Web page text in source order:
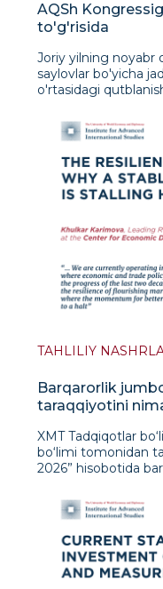
AQSh
to'g'risida
Joriy yilning noyabr oyida bo'lib o'tadigan AQSh Kongressiga saylovlar bo'yicha jadal tus olayotgan kampaniya partiyalar o'rtasidagi qutblanishning chuqurlashayotgani hamda Amerika siyosiy tizimida jiddiy tarkibiy qayta guruhlanish yuz berayotganidan dalolat beradi. Rasman, Respublika partiyasi Kongressning har ikkala palatasi va ijro etuvchi hokimiyat ustidan nazoratni saqlab qolmoqda, biroq uning siyosiy imkoniyatlari ichki ziddiyatlar, ma'muriyatning tashqi siyosatidan jamoatchilik noroziligining o'sishi hamda ijtimoiy-iqtisodiy bosimning ortib borishi tufayli tobora cheklanib bormoqda. Ayni paytda, Demokratik partiya o'zining ichki xilma-xilligiga qaramay, Trampga qarshilik asosida jipslashish va Oq uyning boshqaruvdagi kamchiliklaridan elektoral safarbarlik omili sifatida foydalanish imkoniyatiga ega bo'lmoqda. Joriy davrning o'ziga xosligi shundaki, kurash bir vaqtning o'zida bir necha darajada kechmoqda. Birinchi daraja – Vakillar palatasi va Senat ustidan nazorat o'rnatish yo'lidagi respublikachilar va demokratlar o'rtasidagi partiyalararo qarama-qarshilik. Ikkinchi daraja – respublikachilarning o'z ichidagi Trampni qo'llab-quvvatlovchi MAGA qanoti, sentristlar (markazchilar) va an'anaviy konservatorlar o'rtasidagi partiya ichki kurashi. Uchinchi daraja – Demokratik partiya ichida an'anaviy partiya isteblishmenti, mo'tadil va so'l yo'nalishdagi progressiv guruhlar o'rtasida rollarning qayta taqsimlanishi. Bularning barchasi Kongress saylovlarini shunchaki partiyaviy mashinalar bellashuviga emas, balki Amerika hokimiyatining kelajakdagi konfiguratsiyasi atrofidagi yanada kengroq ziddiyat maydoniga aylantiradi. Respublika partiyasi. Zamonaviy respublikachilar lagerining asosiy o'ziga xos xususiyati uning D. Tramp shaxsiga yuqori darajada qaramligi bo'lib qolmoqda. MAGA o'zining hozirgi ko'rinishida Amerika konservatizmining klassik mafkuraviy platformasi emas, balki D. Trampning o'zi, uning ritorikasi, xulq-atvori va partiya elektoratining eng faol qismini safarbarlik holatida ushlab turish qobiliyati legitimlikning markaziy manbai bo'lib xizmat qiladigan shaxsiylashtirilgan siyosiy tuzilmadir. Bu respublikachilarga qisqa muddatli safarbarlik quvvatini ta'minlaydi, biroq ayni paytda partiyaning institutsional barqarorligini zaiflashtiradi, chunki partiya ichidagi sadoqat tobora barqaror dastur atrofida emas, balki yetakchiga nisbatan siyosiy sadoqat atrofida qurilmoqda. Shu fonda Respublika partiyasi ichida uchta yo'nalish tobora yaqqol ko'zga tashlanmoqda. Birinchisi – agar o'zgarishlar D. Trampdan chiqsa, kun tartibidagi har qanday o'zgarishni qo'llab-quvvatlashga tayyor bo'lgan bevosita Tramp tarafdorlari o'zagi. Ikkinchisi – nomzodlarning saylovchilari orasidagi ommabopligi, Kongress ustidan nazorat va institutlarning boshqaruvchanligi ustuvor bo'lib qolayotgan tizimliroq konservatorlar va partiya pragmatiklari. Uchinchisi – hozircha tashkiliy jihatdan shakllanmagan, ammo D. Trampning siyosiy sikli yakunlanganidan so'ng respublikachilar bazasi kimga meros bo'lib o'tishi haqidagi masala bilan bog'liq bo'lgan shartli post-trampistik qanot. Asosiy partiya ichki kurashi aynan ushbu vektorlar kesishmasida yuz bermoqda. Partiya ichidagi keskinlikning kuchayishiga qo'shimcha
TAHLILIY
Barqarorlik
taraqqiyotini
XMT Tadqiqotlar
bo‘limi tomonidan
2026” hisobotida
iqtisodiy tizimi
tuyuladi. 2026-
foiz darajasida
iqtisodiyotining
mumkin. Biroq, bu
ijtimoiy adolatning